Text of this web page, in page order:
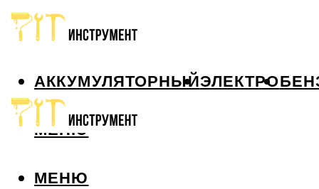
АККУМУЛЯТОРНЫЙЭЛЕКТРО
МЕНЮ
МЕНЮ